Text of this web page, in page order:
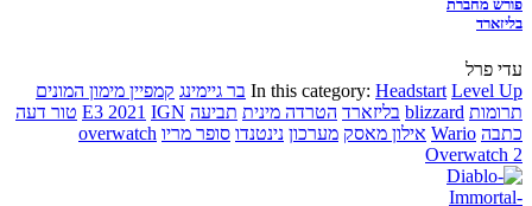
פורש מחברת
בליזארד
עדי פרל
In this category: Headstart Level Up בר גיימינג קמפיין מימון המונים
תרומות blizzard בליזארד הטרדה מינית תביעה E3 2021 IGN
טור דעה
כתבה Wario אילון מאסק מערכון נינטנדו סופר מריו overwatch
Overwatch 2